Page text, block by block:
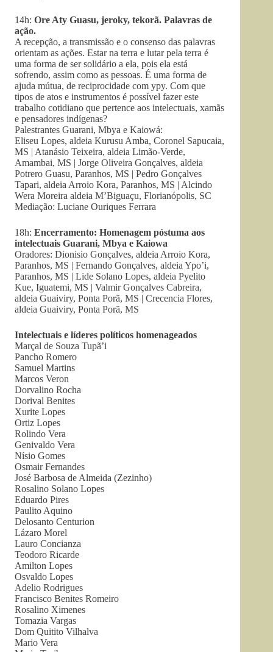
14h: Ore Aty Guasu, jeroky, tekorã. Palavras de
ação.
A recepção, a transmissão e o consenso das palavras
orientam as ações. Estar na terra e lutar pela terra é
uma forma de ser solidário a ela, pois ela está
sofrendo, assim como as pessoas. É uma forma de
ajuda mútua, de reciprocidade com ypy. Com que
tipos de atos e instrumentos é possível fazer este
trabalho cotidiano que pertence aos intelectuais, xamãs
e pensadores indígenas?
Palestrantes Guarani, Mbya e Kaiowá:
Eliseu Lopes, aldeia Kurusu Amba, Coronel Sapucaia,
MS | Atanásio Teixeira, aldeia Limão-Verde,
Amambai, MS | Jorge Oliveira Gonçalves, aldeia
Potrero Guasu, Paranhos, MS | Pedro Gonçalves
Tapari, aldeia Arroio Kora, Paranhos, MS | Alcindo
Wera Moreira aldeia M’Biguaçu, Florianópolis, SC
Mediação: Luciane Ouriques Ferrara
18h: Encerramento: Homenagem póstuma aos
intelectuais Guarani, Mbya e Kaiowa
Oradores: Dionisio Gonçalves, aldeia Arroio Kora,
Paranhos, MS | Fernando Gonçalves, aldeia Ypo’i,
Paranhos, MS | Lide Solano Lopes, aldeia Pyelito
Kue, Iguatemi, MS | Valmir Gonçalves Cabreira,
aldeia Guaiviry, Ponta Porã, MS | Crecencia Flores,
aldeia Guaiviry, Ponta Porã, MS
Intelectuais e líderes políticos homenageados
Marçal de Souza Tupã’i
Pancho Romero
Samuel Martins
Marcos Veron
Dorvalino Rocha
Dorival Benites
Xurite Lopes
Ortiz Lopes
Rolindo Vera
Genivaldo Vera
Nísio Gomes
Osmair Fernandes
José Barbosa de Almeida (Zezinho)
Rosalino Solano Lopes
Eduardo Pires
Paulito Aquino
Delosanto Centurion
Lázaro Morel
Lauro Concianza
Teodoro Ricarde
Amilton Lopes
Osvaldo Lopes
Adelio Rodrigues
Francisco Benites Romeiro
Rosalino Ximenes
Tomazia Vargas
Dom Quitito Vilhalva
Mario Vera